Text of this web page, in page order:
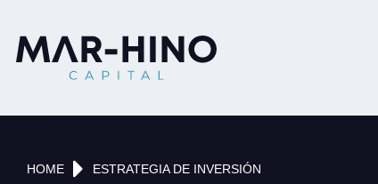
You are here:
HOME ESTRATEGIA DE INVERSIÓN